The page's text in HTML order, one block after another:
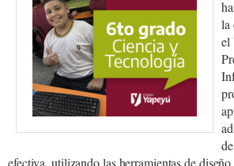
la
el
efectiva, utilizando las herramientas de